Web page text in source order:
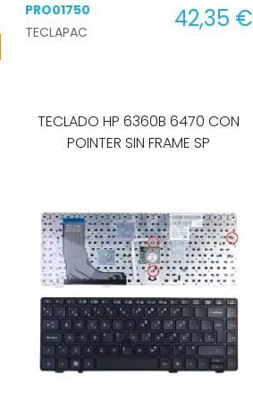
PRO01750
TECLAPAC
42,35 €
TECLADO HP 6360B 6470 CON
POINTER SIN FRAME SP